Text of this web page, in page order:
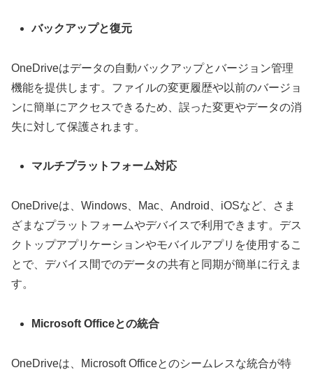
バックアップと復元
OneDriveはデータの自動バックアップとバージョン管理
機能を提供します。ファイルの変更履歴や以前のバージョ
ンに簡単にアクセスできるため、誤った変更やデータの消
失に対して保護されます。
マルチプラットフォーム対応
OneDriveは、Windows、Mac、Android、iOSなど、さま
ざまなプラットフォームやデバイスで利用できます。デス
クトップアプリケーションやモバイルアプリを使用するこ
とで、デバイス間でのデータの共有と同期が簡単に行えま
す。
Microsoft Officeとの統合
OneDriveは、Microsoft Officeとのシームレスな統合が特